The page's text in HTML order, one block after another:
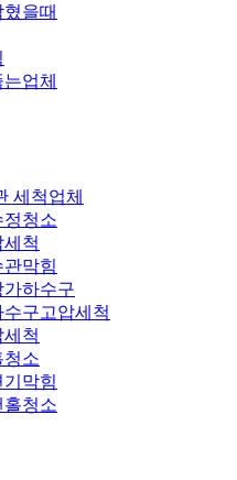
을때
업체
세척업체
청소
척
막힘
하수구
구고압세척
척
청소
막힘
청소